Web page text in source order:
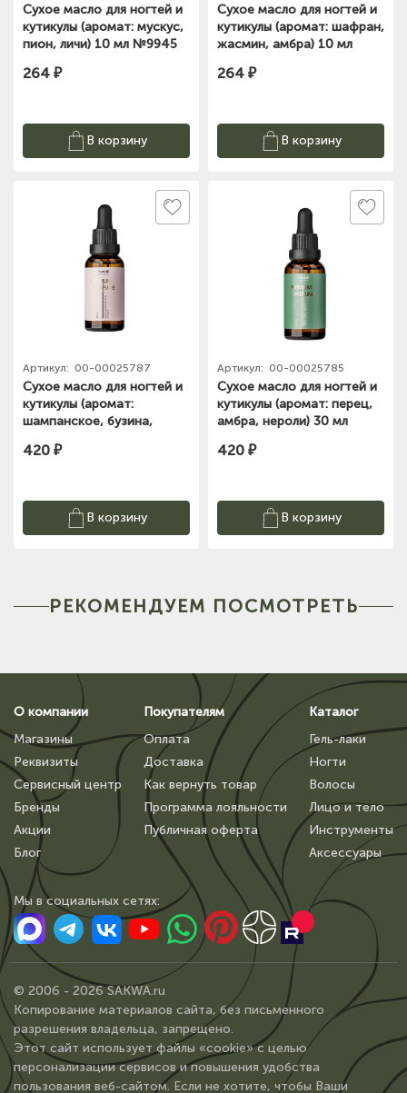
Сухое масло для ногтей и
кутикулы (аромат: мускус,
пион, личи) 10 мл №9945
264 ₽
В корзину
Сухое масло для ногтей и
кутикулы (аромат: шафран,
жасмин, амбра) 10 мл
264 ₽
В корзину
Артикул: 00-00025787
Сухое масло для ногтей и
кутикулы (аромат:
шампанское, бузина,
RuNail
420 ₽
В корзину
Артикул: 00-00025785
Сухое масло для ногтей и
кутикулы (аромат: перец,
амбра, нероли) 30 мл
420 ₽
В корзину
РЕКОМЕНДУЕМ ПОСМОТРЕТЬ
О компании
Магазины
Реквизиты
Сервисный центр
Бренды
Акции
Блог
Покупателям
Оплата
Доставка
Как вернуть товар
Программа лояльности
Публичная оферта
Каталог
Гель-лаки
Ногти
Волосы
Лицо и тело
Инструменты
Аксессуары
Мы в сoциальных сетях:
© 2006 - 2026 SAKWA.ru
Копирование материалов сайта, без письменного
разрешения владельца, запрещено.
Этот сайт использует файлы «cookie» с целью
персонализации сервисов и повышения удобства
пользования веб-сайтом. Если не хотите, чтобы Ваши